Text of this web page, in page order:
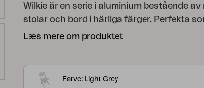
Lomma
Wilkie är en serie i aluminium bestående
stolar och bord i härliga färger. Perfekta
fram vid behov då de i ihopfällt läge tar lite
Læs mere om produktet
Farve: Light Grey